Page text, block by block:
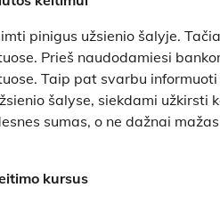
pinigus užsienio šalyje.
Prieš naudodamiesi
Taip pat svarbu
šalyse, siekdami užkirsti
sumas, o ne dažnai
kursus